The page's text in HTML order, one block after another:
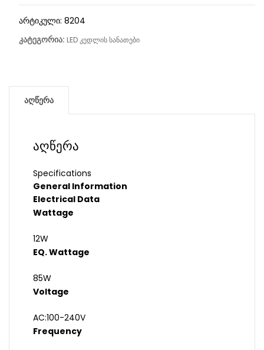
არტიკული: 8204
კატეგორია: LED კედლის სანათები
აღწერა
აღწერა
Specifications
General Information
Electrical Data
Wattage
12W
EQ. Wattage
85W
Voltage
AC:100-240V
Frequency